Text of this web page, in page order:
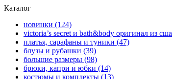
Каталог
новинки (124)
victoria’s secret и bath&body оригинал из сша
платья, сарафаны и туники (47)
блузы и рубашки (39)
большие размеры (98)
брюки, капри и юбки (14)
костюмы и комплекты (13)